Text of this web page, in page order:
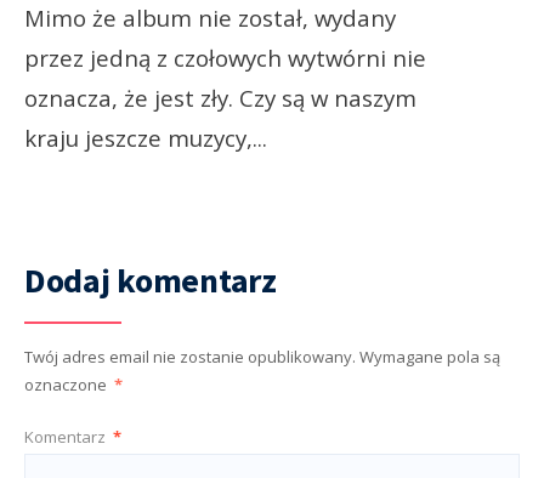
Mimo że album nie został, wydany
przez jedną z czołowych wytwórni nie
oznacza, że jest zły. Czy są w naszym
kraju jeszcze muzycy,...
Dodaj komentarz
Twój adres email nie zostanie opublikowany. Wymagane pola są
oznaczone *
Komentarz *